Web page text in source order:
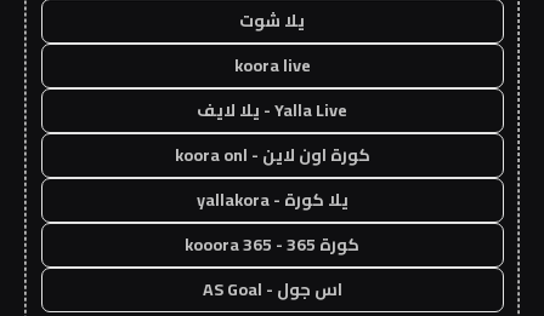
يلا شوت
koora live
Yalla Live - يلا لايف
كورة اون لاين - koora onl
يلا كورة - yallakora
كورة 365 - kooora 365
اس جول - AS Goal